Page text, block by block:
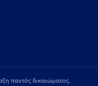
παντός δικαιώματος.